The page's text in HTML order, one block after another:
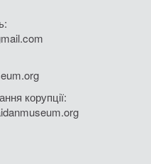
корупції: